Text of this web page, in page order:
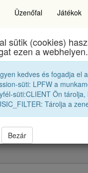
Üzenőfal Játékok
Toduță Zenei
sütik (cookies)
ezen a webhelyen.
kedves és fogadja el
süti: LPFW a
süti:CLIENT Ön
Tárolja a
Bezár